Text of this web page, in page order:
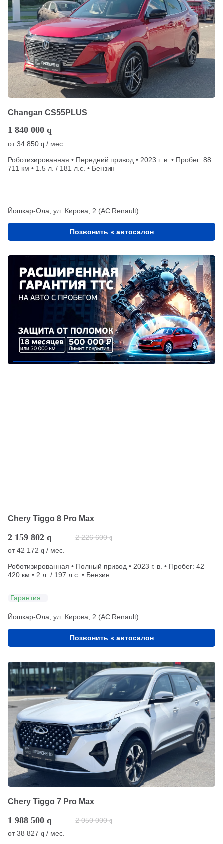
Changan CS55PLUS
1 840 000 q
от34 850 q / мес.
Роботизированная • Передний привод • 2023 г. в. • Пробег: 88
711 км • 1.5 л. / 181 л.с. • Бензин
Йошкар-Ола, ул. Кирова, 2 (АС Renault)
Позвонить в автосалон
Chery Tiggo 8 Pro Max
2 159 802 q 2 226 600 q
от42 172 q / мес.
Роботизированная • Полный привод • 2023 г. в. • Пробег: 42
420 км • 2 л. / 197 л.с. • Бензин
Гарантия
Йошкар-Ола, ул. Кирова, 2 (АС Renault)
Позвонить в автосалон
Chery Tiggo 7 Pro Max
1 988 500 q 2 050 000 q
от38 827 q / мес.